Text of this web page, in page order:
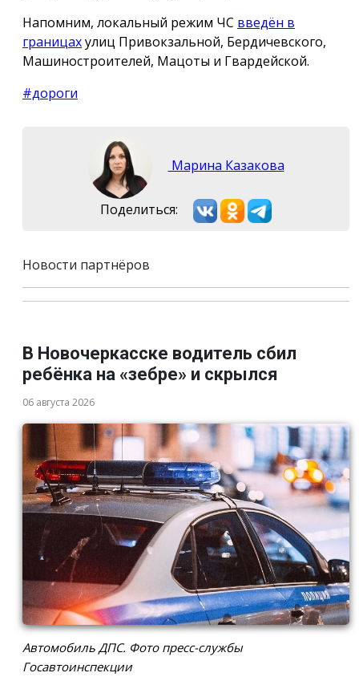
Напомним, локальный режим ЧС введён в
границахулиц Привокзальной, Бердичевского,
Машиностроителей, Мацоты и Гвардейской.
#дороги
Марина Казакова
Поделиться:
Новости партнёров
В Новочеркасске водитель сбил
ребёнка на «зебре» и скрылся
06 августа 2026
Автомобиль ДПС. Фото пресс-службы
Госавтоинспекции